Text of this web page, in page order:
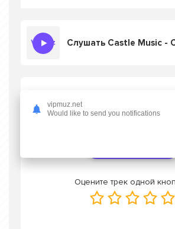
Слушать Castle Music -
в mp3 или слушать онлайн
Оцените трек одной
vipmuz.net
Would like to send you notifications